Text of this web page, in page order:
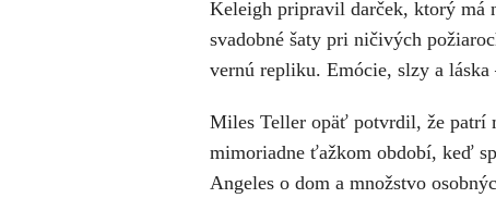
Keleigh pripravil darček, ktorý má
svadobné šaty pri ničivých
vernú repliku. Emócie, slzy a
Miles Teller opäť potvrdil, že patrí
mimoriadne ťažkom období, keď
Angeles o dom a množstvo